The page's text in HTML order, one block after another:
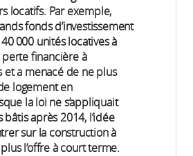
locatifs. Par exemple,
fonds d’investissement
000 unités locatives à
perte financière à
et a menacé de ne plus
logement en
la loi ne s’appliquait
après 2014, l’idée
sur la construction à
l’offre à court terme.